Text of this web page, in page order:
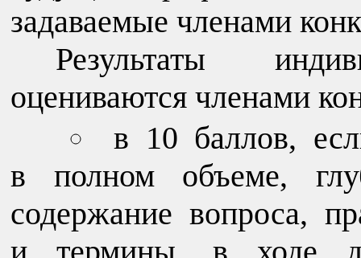
задаваемые членами
Результаты
оцениваются членами
в 10 баллов,
в полном объеме,
содержание вопроса,